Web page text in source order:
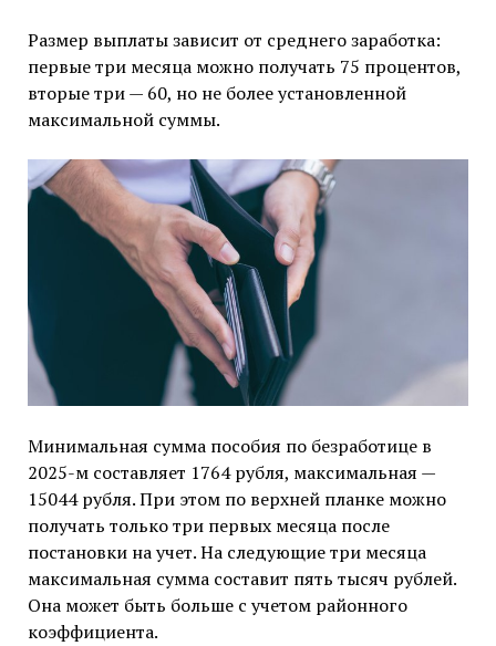
Размер выплаты зависит от среднего заработка:
первые три месяца можно получать 75 процентов,
вторые три — 60, но не более установленной
максимальной суммы.
Минимальная сумма пособия по безработице в
2025-м составляет 1764 рубля, максимальная —
15044 рубля. При этом по верхней планке можно
получать только три первых месяца после
постановки на учет. На следующие три месяца
максимальная сумма составит пять тысяч рублей.
Она может быть больше с учетом районного
коэффициента.